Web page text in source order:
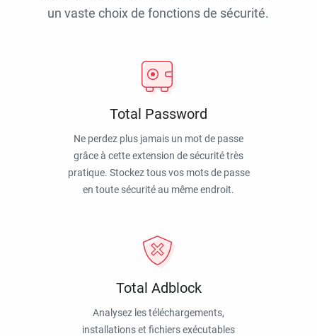
un vaste choix de fonctions de sécurité.
Total Password
Ne perdez plus jamais un mot de passe
grâce à cette extension de sécurité très
pratique. Stockez tous vos mots de passe
en toute sécurité au même endroit.
Total Adblock
Analysez les téléchargements,
installations et fichiers exécutables